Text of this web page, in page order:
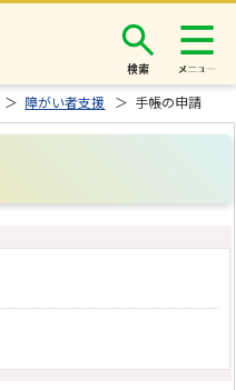
検索
＞ 障がい者支援 ＞ 手帳の申請